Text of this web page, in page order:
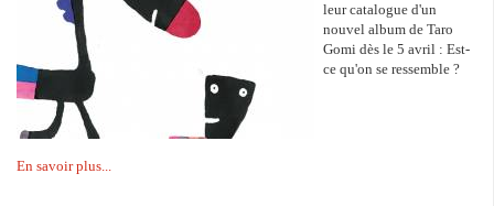
leur catalogue d'un
nouvel album de Taro
Gomi dès le 5 avril : Est-
ce qu'on se ressemble ?
En savoir plus...